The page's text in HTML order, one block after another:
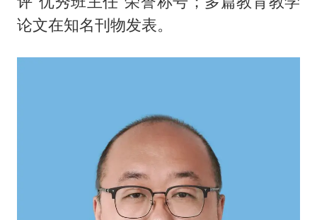
论文在知名刊物发表。